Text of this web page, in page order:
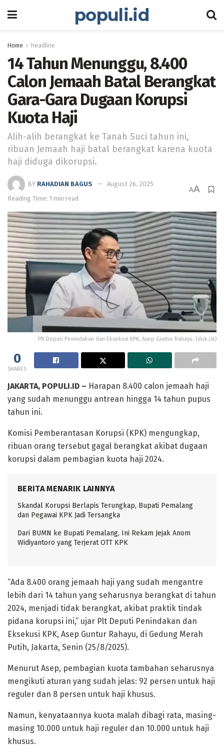
populi.id
Home headline
14 Tahun Menunggu, 8.400
Calon Jemaah Batal Berangkat
Gara-Gara Dugaan Korupsi
Kuota Haji
Alih-alih berangkat ke Tanah Suci tahun ini,
ribuan Jemaah haji batal berangkat karena kuota
haji diduga dikorupsi.
BY RAHADIAN BAGUS
August 26, 2025
Reading Time: 1 min read
AA
Plt Deputi Penindakan dan Eksekusi KPK, Asep Guntur Rahayu. (dok.ist)
0
SHARES
JAKARTA, POPULI.ID – Harapan 8.400 calon jemaah haji
yang sudah menunggu antrean hingga 14 tahun pupus
tahun ini.
Komisi Pemberantasan Korupsi (KPK) mengungkap,
ribuan orang tersebut gagal berangkat akibat dugaan
korupsi dalam pembagian kuota haji 2024.
BERITA MENARIK LAINNYA
Skandal Korupsi Berlapis Terungkap, Bupati Pemalang
dan Pegawai KPK Jadi Tersangka
Dari BUMN ke Bupati Pemalang, Ini Rekam Jejak Anom
Widiyantoro yang Terjerat OTT KPK
“Ada 8.400 orang jemaah haji yang sudah mengantre
lebih dari 14 tahun yang seharusnya berangkat di tahun
2024, menjadi tidak berangkat, akibat praktik tindak
pidana korupsi ini,” ujar Plt Deputi Penindakan dan
Eksekusi KPK, Asep Guntur Rahayu, di Gedung Merah
Putih, Jakarta, Senin (25/8/2025).
Menurut Asep, pembagian kuota tambahan seharusnya
mengikuti aturan yang sudah jelas: 92 persen untuk haji
reguler dan 8 persen untuk haji khusus.
Namun, kenyataannya kuota malah dibagi rata, masing-
masing 10.000 untuk haji reguler dan 10.000 untuk haji
khusus.